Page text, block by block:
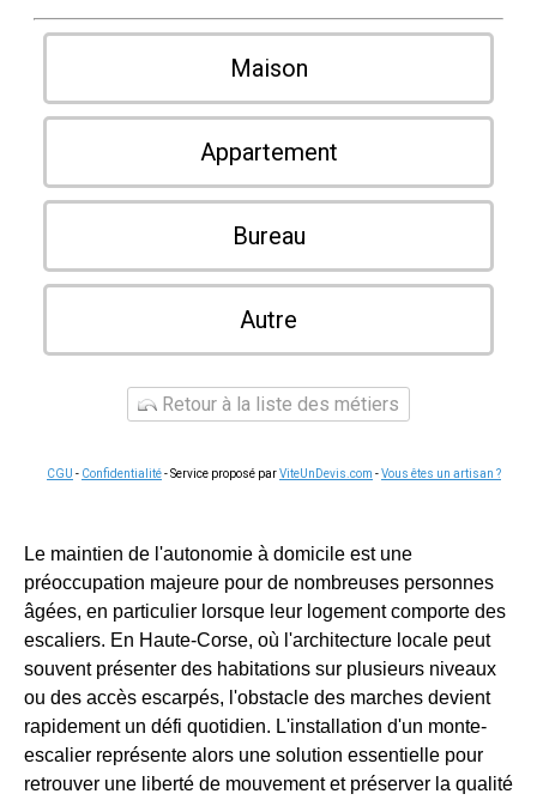
Maison
Appartement
Bureau
Autre
Retour à la liste des métiers
CGU - Confidentialité- Service proposé parViteUnDevis.com -Vous êtes un artisan ?
Le maintien de l'autonomie à domicile est une
préoccupation majeure pour de nombreuses personnes
âgées, en particulier lorsque leur logement comporte des
escaliers. En Haute-Corse, où l'architecture locale peut
souvent présenter des habitations sur plusieurs niveaux
ou des accès escarpés, l'obstacle des marches devient
rapidement un défi quotidien. L'installation d'un monte-
escalier représente alors une solution essentielle pour
retrouver une liberté de mouvement et préserver la qualité